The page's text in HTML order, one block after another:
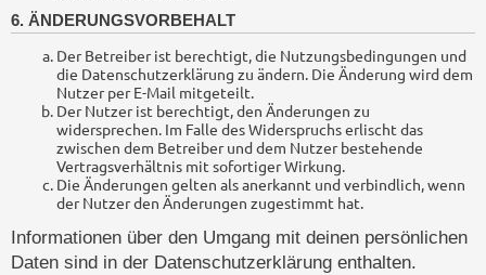
6. ÄNDERUNGSVORBEHALT
Der Betreiber ist berechtigt, die Nutzungsbedingungen und
die Datenschutzerklärung zu ändern. Die Änderung wird dem
Nutzer per E-Mail mitgeteilt.
Der Nutzer ist berechtigt, den Änderungen zu
widersprechen. Im Falle des Widerspruchs erlischt das
zwischen dem Betreiber und dem Nutzer bestehende
Vertragsverhältnis mit sofortiger Wirkung.
Die Änderungen gelten als anerkannt und verbindlich, wenn
der Nutzer den Änderungen zugestimmt hat.
Informationen über den Umgang mit deinen persönlichen
Daten sind in der Datenschutzerklärung enthalten.